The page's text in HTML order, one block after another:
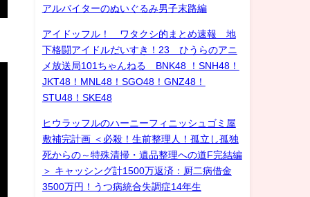
アルバイターのぬいぐるみ男子末路編
アイドッフル！ ワタクシ的まとめ速報 地
下格闘アイドルだいすき！23 ひうらのアニ
メ放送局101ちゃんねる BNK48 ！SNH48！
JKT48！MNL48！SGO48！GNZ48！
STU48！SKE48
ヒウラッフルのハーニーフィニッシュゴミ屋
敷補完計画 ＜必殺！生前整理人！孤立し孤独
死からの～特殊清掃・遺品整理への道F完結編
＞ キャッシング計1500万返済：厨二病借金
3500万円！うつ病統合失調症14年生